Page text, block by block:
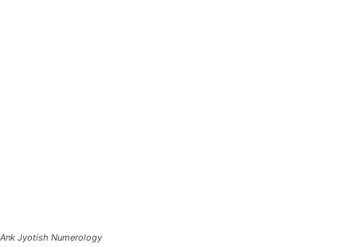
Ank Jyotish Numerology